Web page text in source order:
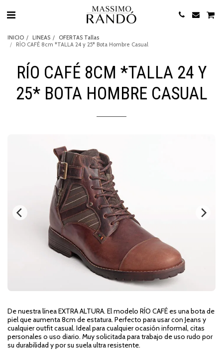
INICIO LINEAS
OFERTAS Tallas
RÍO CAFÉ 8cm *TALLA 24 y 25* Bota Hombre Casual
RÍO CAFÉ 8CM *TALLA 24 Y
25* BOTA HOMBRE CASUAL
De nuestra línea EXTRA ALTURA. El modelo RÍO CAFÉ es una bota de
piel que aumenta 8cm de estatura. Perfecto para usar con Jeans y
cualquier outfit casual. Ideal para cualquier ocasión informal, citas
personales o uso diario. Muy solicitada para trabajo de uso rudo por
su durabilidad y por su suela ultra resistente.